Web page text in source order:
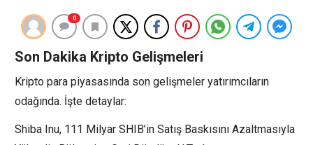
0
Son Dakika Kripto Gelişmeleri
Kripto para piyasasında son gelişmeler yatırımcıların
odağında. İşte detaylar:
Shiba Inu, 111 Milyar SHIB’in Satış Baskısını Azaltmasıyla